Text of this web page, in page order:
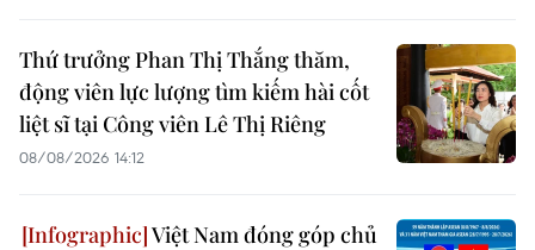
Thứ trưởng Phan Thị Thắng thăm,
động viên lực lượng tìm kiếm hài cốt
liệt sĩ tại Công viên Lê Thị Riêng
08/08/2026 14:12
Việt Nam đóng góp chủ